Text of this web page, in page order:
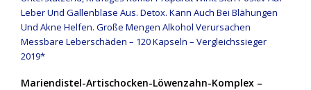
Mariendistel-Artischocken-Löwenzahn-Komplex –